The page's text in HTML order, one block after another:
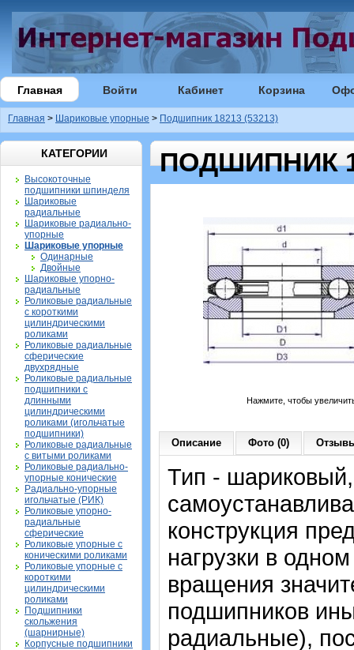
Главная Войти Кабинет Корзина
Главная > Шариковые упорные > Подшипник 18213 (53213)
КАТЕГОРИИ
Высокоточные
подшипники шпинделя
Шариковые
радиальные
Шариковые радиально-
упорные
Шариковые упорные
Одинарные
Двойные
Шариковые упорно-
радиальные
Роликовые радиальные
с короткими
цилиндрическими
роликами
Роликовые радиальные
сферические
двухрядные
Роликовые радиальные
подшипники с
длинными
цилиндрическими
роликами (игольчатые
подшипники)
Роликовые радиальные
с витыми роликами
Роликовые радиально-
упорные конические
Радиально-упорные
игольчатые (РИК)
Роликовые упорно-
радиальные
сферические
Роликовые упорные с
коническими роликами
Роликовые упорные с
короткими
цилиндрическими
роликами
Подшипники
скольжения
(шарнирные)
Корпусные подшипники
ПОДШИПНИК
Нажмите, чтобы
Описание Фото (0)
Тип -
конструкция
нагрузки в
вращения
подшипников
радиальные),